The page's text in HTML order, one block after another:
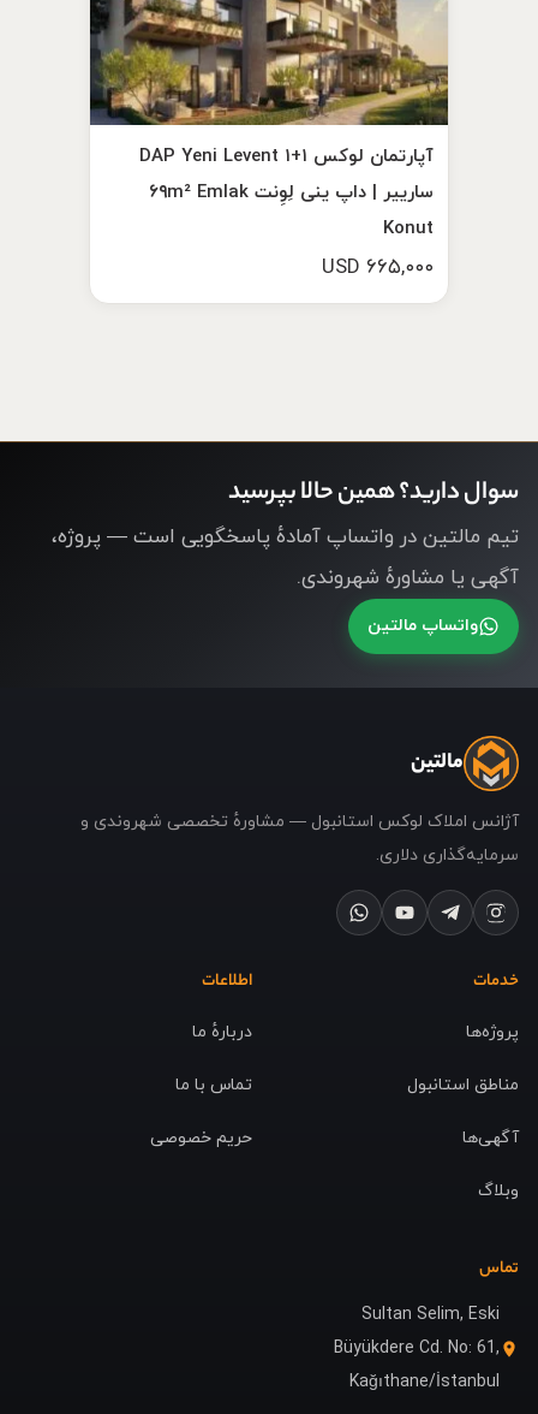
آپارتمان لوکس ۱+۱ DAP Yeni Levent
سارییر | داپ ینی لِوِنت ۶۹m² Emlak
Konut
۶۶۵,۰۰۰ USD
سوال دارید؟ همین حالا بپرسید
تیم مالتین در واتساپ آمادهٔ پاسخگویی است — پروژه،
آگهی یا مشاورهٔ شهروندی.
واتساپ مالتین
مالتین
آژانس املاک لوکس استانبول — مشاورهٔ تخصصی شهروندی و
سرمایه‌گذاری دلاری.
خدمات
پروژه‌ها
مناطق استانبول
آگهی‌ها
وبلاگ
اطلاعات
دربارهٔ ما
تماس با ما
حریم خصوصی
تماس
Sultan Selim, Eski
Büyükdere Cd. No: 61,
Kağıthane/İstanbul